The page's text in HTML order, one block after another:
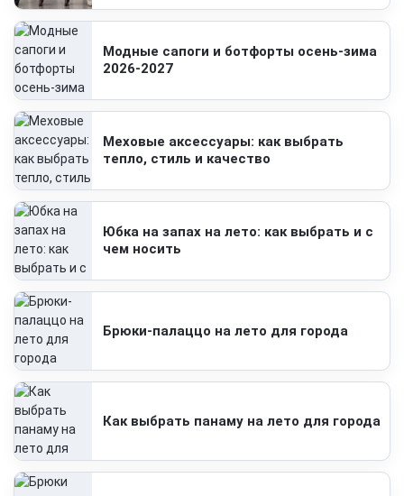
Модные сапоги и ботфорты осень-зима
2026-2027
Меховые аксессуары: как выбрать
тепло, стиль и качество
Юбка на запах на лето: как выбрать и с
чем носить
Брюки-палаццо на лето для города
Как выбрать панаму на лето для города